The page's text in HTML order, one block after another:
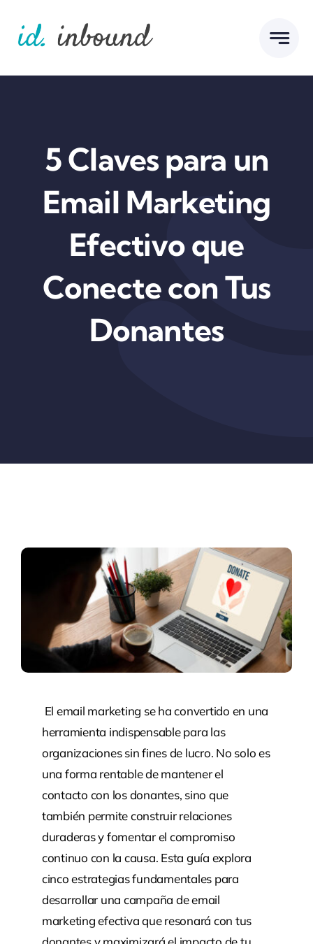
content
5 Claves para un
Email Marketing
Efectivo que
Conecte con Tus
Donantes
El email marketing se ha convertido en una
herramienta indispensable para las
organizaciones sin fines de lucro. No solo es
una forma rentable de mantener el
contacto con los donantes, sino que
también permite construir relaciones
duraderas y fomentar el compromiso
continuo con la causa. Esta guía explora
cinco estrategias fundamentales para
desarrollar una campaña de email
marketing efectiva que resonará con tus